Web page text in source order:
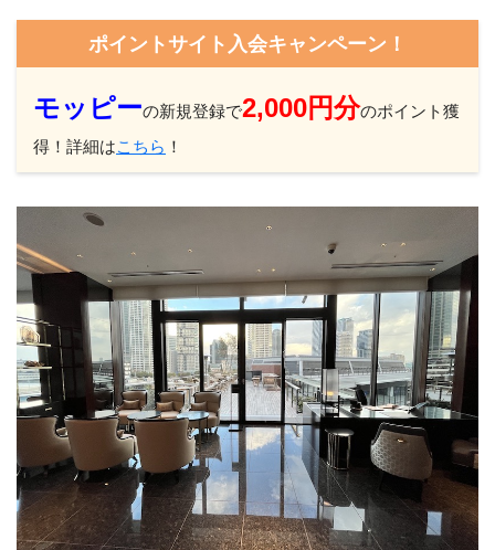
ポイントサイト入会キャンペーン！
モッピーの新規登録で2,000円分のポイント獲
得！詳細はこちら ！